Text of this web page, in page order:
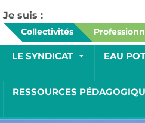
Je suis :
Collectivités
LE SYNDICAT EAU
RESSOURCES